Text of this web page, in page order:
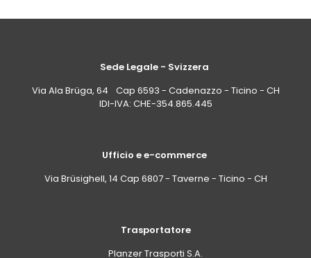
Sede Legale - Svizzera
Via Ala Brüga, 64 Cap 6593 - Cadenazzo - Ticino - CH
IDI-IVA: CHE-354.865.445
Ufficio e e-commerce
Via Brüsighell, 14 Cap 6807 - Taverne - Ticino - CH
Trasportatore
Planzer Trasporti S.A.